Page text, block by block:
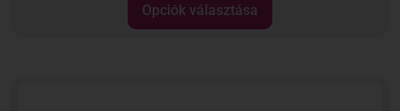
Opciók választása